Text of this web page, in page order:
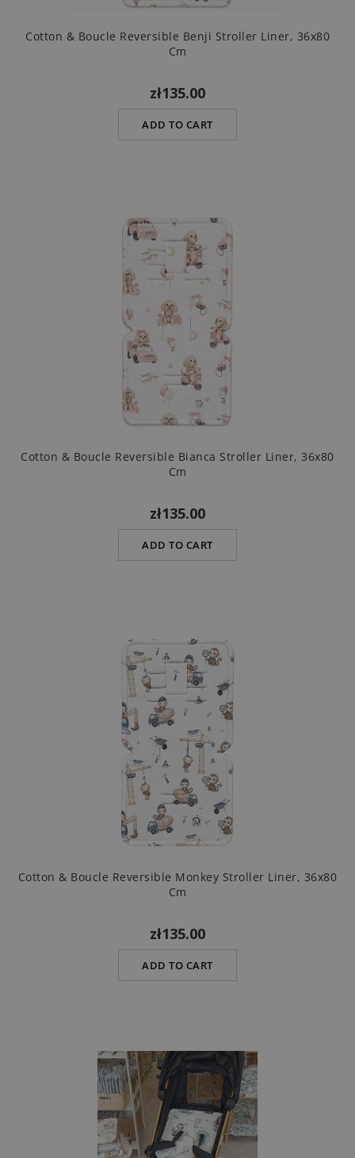
Cotton & Boucle Reversible Benji Stroller Liner, 36x80
Cm
zł135.00
ADD TO CART
Cotton & Boucle Reversible Bianca Stroller Liner, 36x80
Cm
zł135.00
ADD TO CART
Cotton & Boucle Reversible Monkey Stroller Liner, 36x80
Cm
zł135.00
ADD TO CART